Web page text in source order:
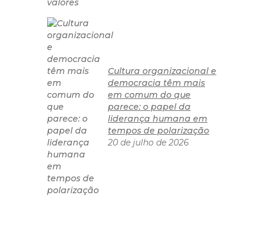
Cultura organizacional e
democracia têm mais
em comum do que
parece: o papel da
liderança humana em
tempos de polarização
20 de julho de 2026